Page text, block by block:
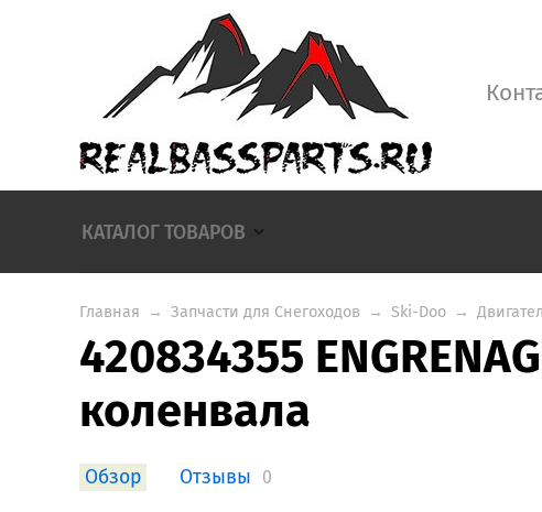
КАТАЛОГ ТОВАРОВ
Главная → Запчасти для Снегоходов → Ski-Doo →
420834355
коленвала
Обзор Отзывы 0